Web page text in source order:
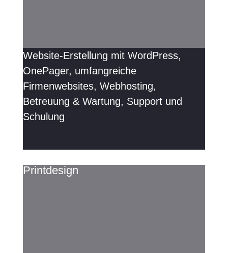
Website-Erstellung mit WordPress,
OnePager, umfangreiche
Firmenwebsites, Webhosting,
Betreuung & Wartung, Support und
Schulung
Printdesign